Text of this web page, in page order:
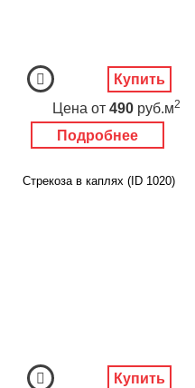
Подробнее
Цена от 490 руб.м2
Купить
Стрекоза в каплях (ID 1020)
Купить